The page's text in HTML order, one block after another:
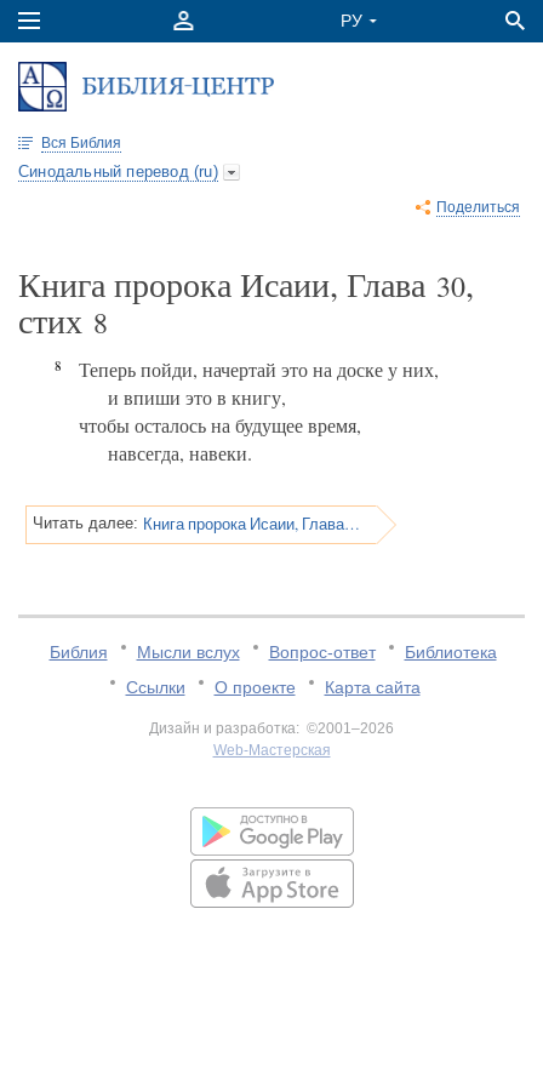
Вся Библия
Синодальный перевод (ru)
Поделиться
Книга пророка Исаии, Глава 30,
стих 8
8
Теперь пойди, начертай это на доске у них,
и впиши это в книгу,
чтобы осталось на будущее время,
навсегда, навеки.
Читать далее: Книга пророка Исаии, Глава 30
Библия Мысли вслух Вопрос-ответ
Библиотека
Ссылки
О проекте Карта сайта
Дизайн и разработка: ©2001–2026
Web-Мастерская